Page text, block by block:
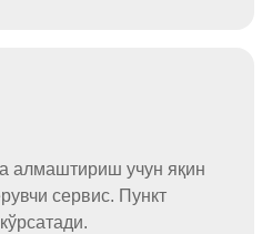
алмаштириш учун яқин
сервис. Пункт